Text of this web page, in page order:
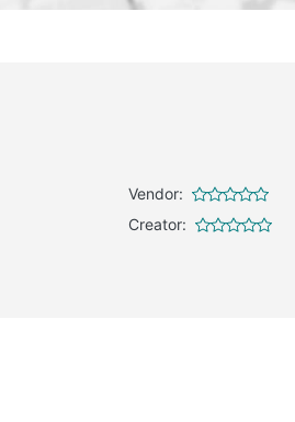
Vendor:
Creator: